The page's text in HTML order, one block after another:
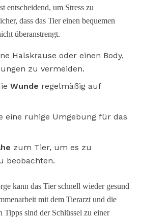
entscheidend, um Stress zu
dass das Tier einen bequemen
überanstrengt.
Halskrause oder einen Body,
zu vermeiden.
Wunde regelmäßig auf
eine ruhige Umgebung für das
zum Tier, um es zu
beobachten.
kann das Tier schnell wieder gesund
mit dem Tierarzt und die
Tipps sind der Schlüssel zu einer